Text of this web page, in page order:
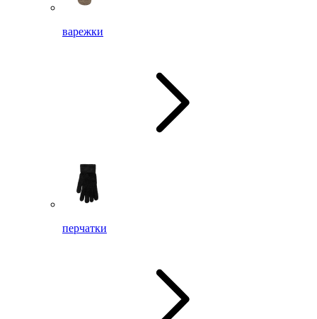
варежки
перчатки